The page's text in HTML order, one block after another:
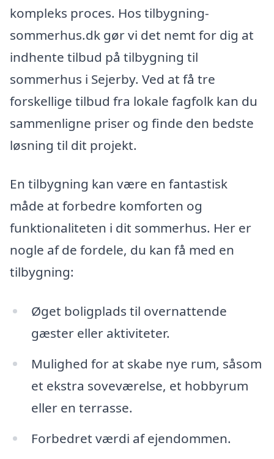
kompleks proces. Hos tilbygning-
sommerhus.dk gør vi det nemt for dig at
indhente tilbud på tilbygning til
sommerhus i Sejerby. Ved at få tre
forskellige tilbud fra lokale fagfolk kan du
sammenligne priser og finde den bedste
løsning til dit projekt.
En tilbygning kan være en fantastisk
måde at forbedre komforten og
funktionaliteten i dit sommerhus. Her er
nogle af de fordele, du kan få med en
tilbygning:
Øget boligplads til overnattende
gæster eller aktiviteter.
Mulighed for at skabe nye rum, såsom
et ekstra soveværelse, et hobbyrum
eller en terrasse.
Forbedret værdi af ejendommen.